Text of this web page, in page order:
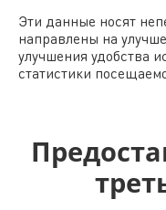
Эти данные носят
направлены на
улучшения удобства
статистики